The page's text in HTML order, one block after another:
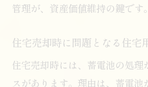
管理が、資産価値維持の鍵です。
住宅売却時に問題となる住宅
住宅売却時には、蓄電池の処
スがあります。理由は、蓄電